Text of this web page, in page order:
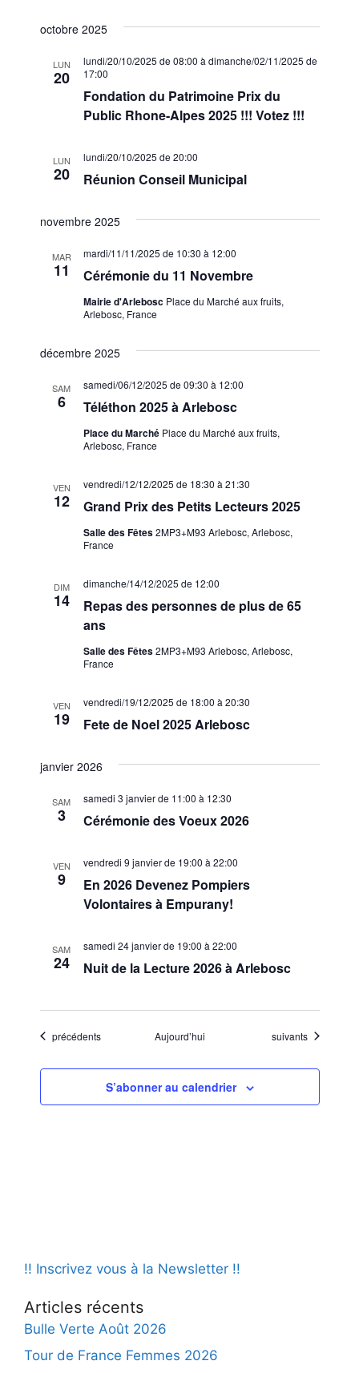
octobre 2025
LUN
20
Fondation du Patrimoine Prix du
Public Rhone-Alpes 2025 !!! Votez !!!
lundi/20/10/2025 de 08:00 à dimanche/02/11/2025 de
17:00
LUN
20 Réunion Conseil Municipal
lundi/20/10/2025 de 20:00
novembre 2025
MAR
11 Cérémonie du 11 Novembre
mardi/11/11/2025 de 10:30 à 12:00
Mairie d'Arlebosc Place du Marché aux fruits,
Arlebosc, France
décembre 2025
SAM
6 Téléthon 2025 à Arlebosc
samedi/06/12/2025 de 09:30 à 12:00
Place du Marché Place du Marché aux fruits,
Arlebosc, France
VEN
12 Grand Prix des Petits Lecteurs 2025
vendredi/12/12/2025 de 18:30 à 21:30
Salle des Fêtes2MP3+M93 Arlebosc, Arlebosc,
France
DIM
14
Repas des personnes de plus de 65
ans
dimanche/14/12/2025 de 12:00
Salle des Fêtes2MP3+M93 Arlebosc, Arlebosc,
France
VEN
19 Fete de Noel 2025 Arlebosc
vendredi/19/12/2025 de 18:00 à 20:30
janvier 2026
SAM
3 Cérémonie des Voeux 2026
samedi 3 janvier de 11:00 à 12:30
VEN
9
En 2026 Devenez Pompiers
Volontaires à Empurany!
vendredi 9 janvier de 19:00 à 22:00
SAM
24 Nuit de la Lecture 2026 à Arlebosc
samedi 24 janvier de 19:00 à 22:00
Évènements
précédents Aujourd’hui Évènements
suivants
S’abonner au calendrier
!! Inscrivez vous à la Newsletter !!
Articles récents
Bulle Verte Août 2026
Tour de France Femmes 2026